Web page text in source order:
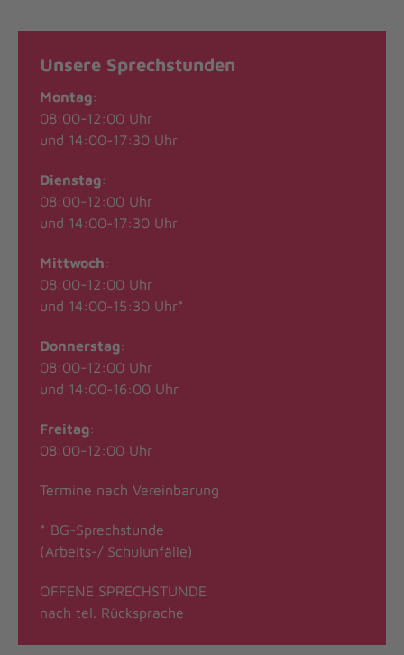
Unsere Sprechstunden
Montag:
08:00-12:00 Uhr
und 14:00-17:30 Uhr
Dienstag:
08:00-12:00 Uhr
und 14:00-17:30 Uhr
Mittwoch:
08:00-12:00 Uhr
und 14:00-15:30 Uhr*
Donnerstag:
08:00-12:00 Uhr
und 14:00-16:00 Uhr
Freitag:
08:00-12:00 Uhr
Termine nach Vereinbarung
* BG-Sprechstunde
(Arbeits-/ Schulunfälle)
OFFENE SPRECHSTUNDE
nach tel. Rücksprache